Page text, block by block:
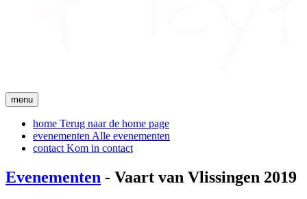
menu
home Terug naar de home page
evenementen Alle evenementen
contact Kom in contact
Evenementen - Vaart van Vlissingen 2019